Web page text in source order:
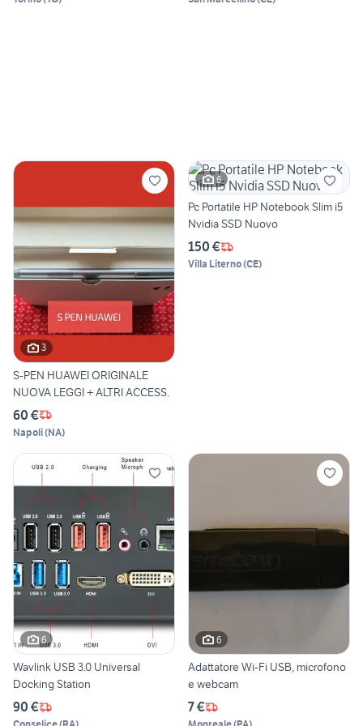
3
S-PEN HUAWEI ORIGINALE
NUOVA LEGGI + ALTRI ACCESS.
60 €
Napoli(NA)
6
Pc Portatile HP Notebook Slim i5
Nvidia SSD Nuovo
150 €
Villa Literno(CE)
6
Wavlink USB 3.0 Universal
Docking Station
90 €
6
Adattatore Wi-Fi USB, microfono
e webcam
7 €